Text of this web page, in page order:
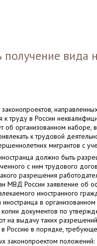
вида
труду в России
об организованном наборе,
к трудовой
мигрантов с
должно быть
с ним трудового
разрешения
МВД России заявление об
иностранного
иностранца в
копии документов по
на выдачу таких
Россию в порядке,
законопроектом положений: